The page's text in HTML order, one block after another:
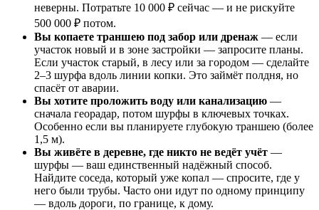
неверны. Потратьте 10 000 ₽ сейчас — и не рискуйте
500 000 ₽ потом.
Вы копаете траншею под забор или дренаж — если
участок новый и в зоне застройки — запросите планы.
Если участок старый, в лесу или за городом — сделайте
2–3 шурфа вдоль линии копки. Это займёт полдня, но
спасёт от аварии.
Вы хотите проложить воду или канализацию —
сначала георадар, потом шурфы в ключевых точках.
Особенно если вы планируете глубокую траншею (более
1,5 м).
Вы живёте в деревне, где никто не ведёт учёт —
шурфы — ваш единственный надёжный способ.
Найдите соседа, который уже копал — спросите, где у
него были трубы. Часто они идут по одному принципу
— вдоль дороги, по границе, к дому.